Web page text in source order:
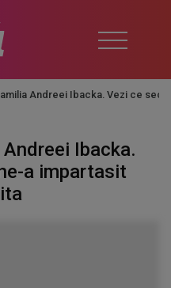
Andreei Ibacka. Vezi ce
Ibacka.
a impartasit